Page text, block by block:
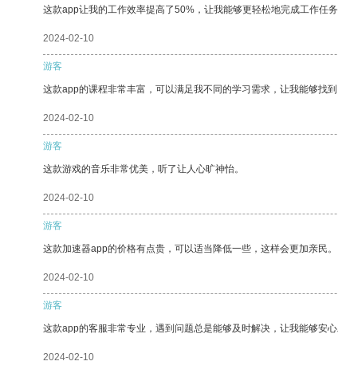
这款app让我的工作效率提高了50%，让我能够更轻松地完成工作任
2024-02-10
游客
这款app的课程非常丰富，可以满足我不同的学习需求，让我能够找到
2024-02-10
游客
这款游戏的音乐非常优美，听了让人心旷神怡。
2024-02-10
游客
这款加速器app的价格有点贵，可以适当降低一些，这样会更加亲民。
2024-02-10
游客
这款app的客服非常专业，遇到问题总是能够及时解决，让我能够安心
2024-02-10